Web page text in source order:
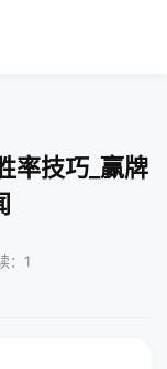
率技巧_赢牌
：1